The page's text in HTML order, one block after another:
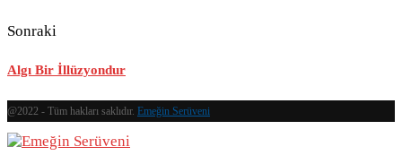
Sonraki
Algı Bir İllüzyondur
@2022 - Tüm hakları saklıdır. Emeğin Serüveni